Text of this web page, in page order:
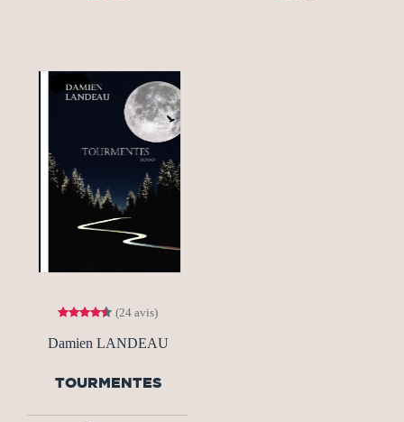
(24 avis)
Damien LANDEAU
TOURMENTES